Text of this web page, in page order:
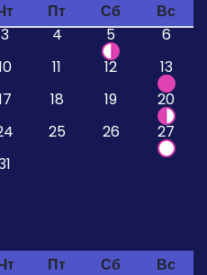
Пт Сб
Вс
3 4 5
6
11 12
13
18 19
20
25 26
27
Пт Сб
Вс